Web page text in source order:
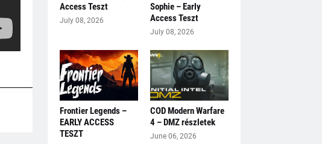
Access Teszt
July 08, 2026
Sophie – Early
Access Teszt
July 08, 2026
Frontier Legends –
EARLY ACCESS
TESZT
COD Modern Warfare
4 – DMZ részletek
June 06, 2026